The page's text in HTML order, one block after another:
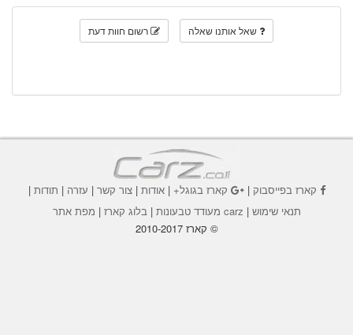
שאל אותנו שאלה רשום חוות דעת
קארז בפייסבוק| קארז בגוגל+|אודות |צור קשר | עזרה | תודות |
תנאי שימוש | carz מעודד טבעונות | בלוג קארז | מפת אתר
© קארז 2010-2017